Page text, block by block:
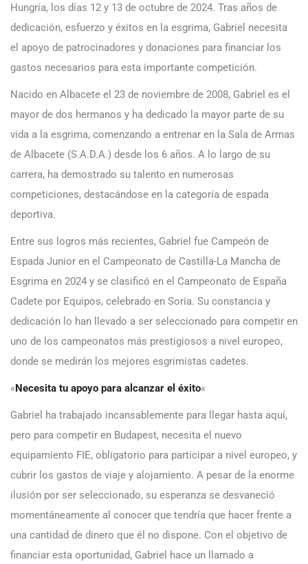
Hungría, los días 12 y 13 de octubre de 2024. Tras años de
dedicación, esfuerzo y éxitos en la esgrima, Gabriel necesita
el apoyo de patrocinadores y donaciones para financiar los
gastos necesarios para esta importante competición.
Nacido en Albacete el 23 de noviembre de 2008, Gabriel es el
mayor de dos hermanos y ha dedicado la mayor parte de su
vida a la esgrima, comenzando a entrenar en la Sala de Armas
de Albacete (S.A.D.A.) desde los 6 años. A lo largo de su
carrera, ha demostrado su talento en numerosas
competiciones, destacándose en la categoría de espada
deportiva.
Entre sus logros más recientes, Gabriel fue Campeón de
Espada Junior en el Campeonato de Castilla-La Mancha de
Esgrima en 2024 y se clasificó en el Campeonato de España
Cadete por Equipos, celebrado en Soria. Su constancia y
dedicación lo han llevado a ser seleccionado para competir en
uno de los campeonatos más prestigiosos a nivel europeo,
donde se medirán los mejores esgrimistas cadetes.
«Necesita tu apoyo para alcanzar el éxito«
Gabriel ha trabajado incansablemente para llegar hasta aquí,
pero para competir en Budapest, necesita el nuevo
equipamiento FIE, obligatorio para participar a nivel europeo, y
cubrir los gastos de viaje y alojamiento. A pesar de la enorme
ilusión por ser seleccionado, su esperanza se desvaneció
momentáneamente al conocer que tendría que hacer frente a
una cantidad de dinero que él no dispone. Con el objetivo de
financiar esta oportunidad, Gabriel hace un llamado a